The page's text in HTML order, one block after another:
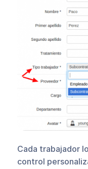
Cada trabajador
control